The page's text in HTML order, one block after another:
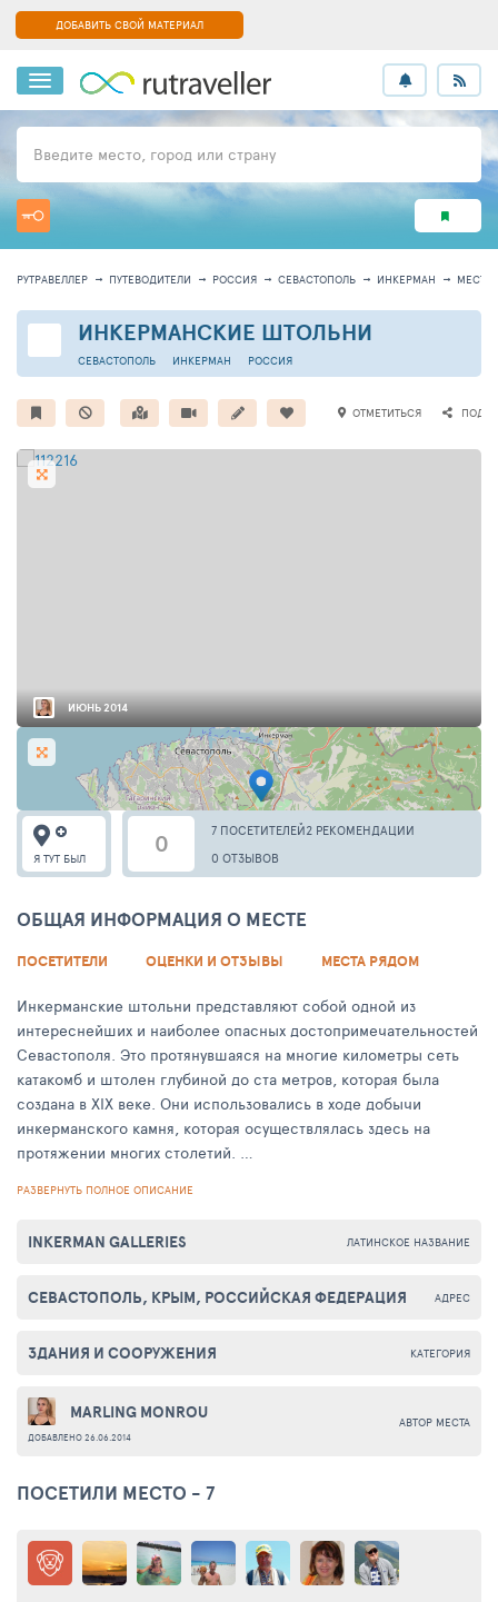
ДОБАВИТЬ СВОЙ МАТЕРИАЛ
Введите место, город или страну
РУТРАВЕЛЛЕР ПУТЕВОДИТЕЛИ РОССИЯ СЕВАСТОПОЛЬ ИНКЕРМАН МЕСТО
ИНКЕРМАНСКИЕ ШТОЛЬНИ
РОССИЯ
СЕВАСТОПОЛЬ ИНКЕРМАН
ОТМЕТИТЬСЯ
ИЮНЬ 2014
0 7 ПОСЕТИТЕЛЕЙ2 РЕКОМЕНДАЦИИ
0 ОТЗЫВОВ
Я ТУТ БЫЛ
ОБЩАЯ ИНФОРМАЦИЯ О МЕСТЕ
ПОСЕТИТЕЛИ ОЦЕНКИ И ОТЗЫВЫ МЕСТА РЯДОМ
Инкерманские штольни представляют собой одной из
интереснейших и наиболее опасных достопримечательностей
Севастополя. Это протянувшаяся на многие километры сеть
катакомб и штолен глубиной до ста метров, которая была
создана в XIX веке. Они использовались в ходе добычи
инкерманского камня, которая осуществлялась здесь на
протяжении многих столетий.
Название "Шампаны" появилось в связи с тем, что в штольнях
Отечественной войны в них разместились склады
Здесь же находился госпиталь на 3 тысячи мест и даже
советские войска отступили из Севастополя часть штолен
до сих пор под завалами остаются тысячи тонн боеприпасов.
Спуск в штольни категорически запрещен, поскольку это
опасно для жизни.
РАЗВЕРНУТЬ ПОЛНОЕ ОПИСАНИЕ
ЛАТИНСКОЕ НАЗВАНИЕ
INKERMAN GALLERIES
АДРЕС
СЕВАСТОПОЛЬ, КРЫМ, РОССИЙСКАЯ ФЕДЕРАЦИЯ
КАТЕГОРИЯ
ЗДАНИЯ И СООРУЖЕНИЯ
АВТОР МЕСТА
MARLING MONROU
ДОБАВЛЕНО 26.06.2014
ПОСЕТИЛИ МЕСТО - 7